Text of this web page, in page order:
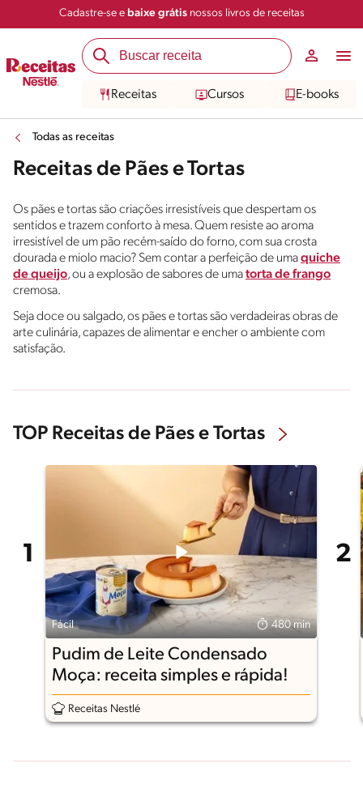
Cadastre-se e baixe grátisnossos livros de receitas
Receitas Cursos E-books
Todas as receitas
Receitas de Pães e Tortas
Os pães e tortas são criações irresistíveis que despertam os
sentidos e trazem conforto à mesa. Quem resiste ao aroma
irresistível de um pão recém-saído do forno, com sua crosta
dourada e miolo macio? Sem contar a perfeição de umaquiche
de queijo, ou a explosão de sabores de umatorta de frango
cremosa.
Seja doce ou salgado, os pães e tortas são verdadeiras obras de
arte culinária, capazes de alimentar e encher o ambiente com
satisfação.
TOP Receitas de Pães e Tortas
Fácil 480 min
Pudim de Leite Condensado
Moça: receita simples e rápida!
Receitas Nestlé